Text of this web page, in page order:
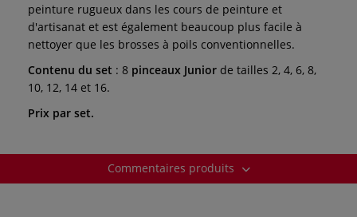
peinture rugueux dans les cours de peinture et
d'artisanat et est également beaucoup plus facile à
nettoyer que les brosses à poils conventionnelles.
Contenu du set : 8 pinceaux Junior de tailles 2, 4, 6, 8,
10, 12, 14 et 16.
Prix par set.
Commentaires produits